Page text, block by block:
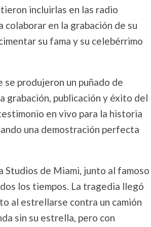
incluirlas en las radio
colaborar en la grabación de su
su fama y su celebérrimo
se produjeron un puñado de
grabación, publicación y éxito del
en vivo para la historia
una demostración perfecta
Studios de Miami, junto al famoso
los tiempos. La tragedia llegó
al estrellarse contra un camión
sin su estrella, pero con